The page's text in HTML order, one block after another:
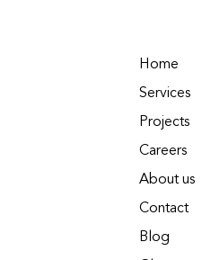
Home
Services
Projects
Careers
About us
Contact
Blog